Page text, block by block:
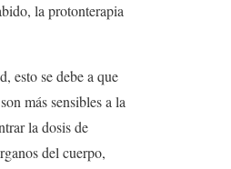
la protonterapia
esto se debe a que
más sensibles a la
la dosis de
del cuerpo,